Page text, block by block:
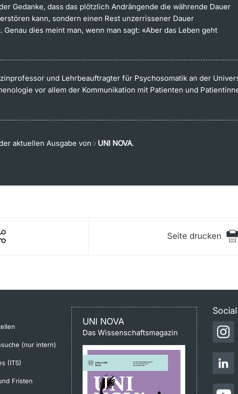
Gedanke, dass das plötzlich Andrängende die währende Dauer
kann, sondern einen Rest unzerrissener Dauer
Genau dies meint man, wenn man sagt: «Aber das Leben geht
und Lehrbeauftrag­ter für Psychosomatik an der
vor allem der Kommunikation mit Patienten und
aktuellen Ausgabe von UNI NOVA.
Seite drucken
(nur intern)
(ITS)
Fristen
UNI NOVA
Das Wissenschaftsmagazin